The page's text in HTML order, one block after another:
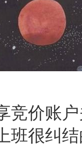
竞价账
班很纠